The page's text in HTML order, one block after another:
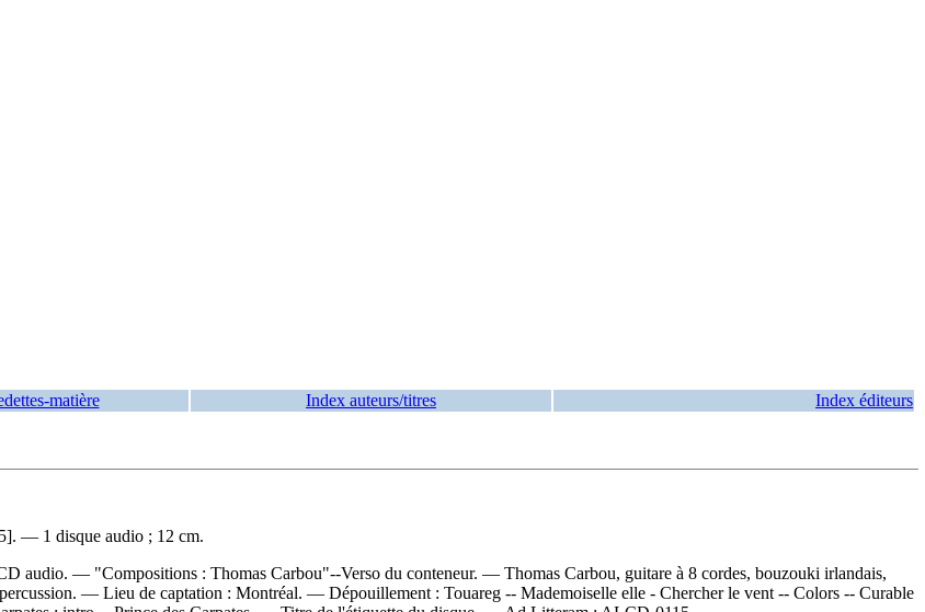
matière Index auteurs/titres Index éditeurs
— 1 disque audio ; 12 cm.
audio. — "Compositions : Thomas Carbou"--Verso du conteneur. — Thomas Carbou, guitare à 8 cordes, bouzouki irlandais,
— Lieu de captation : Montréal. — Dépouillement : Touareg -- Mademoiselle elle - Chercher le vent -- Colors -- Curable